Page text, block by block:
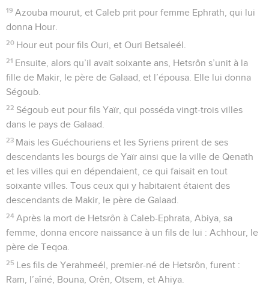
19 Azouba mourut, et Caleb prit pour femme Ephrath, qui lui
donna Hour.
20 Hour eut pour fils Ouri, et Ouri Betsaleél.
21 Ensuite, alors qu’il avait soixante ans, Hetsrôn s’unit à la
fille de Makir, le père de Galaad, et l’épousa. Elle lui donna
Ségoub.
22 Ségoub eut pour fils Yaïr, qui posséda vingt-trois villes
dans le pays de Galaad.
23 Mais les Guéchouriens et les Syriens prirent de ses
descendants les bourgs de Yaïr ainsi que la ville de Qenath
et les villes qui en dépendaient, ce qui faisait en tout
soixante villes. Tous ceux qui y habitaient étaient des
descendants de Makir, le père de Galaad.
24 Après la mort de Hetsrôn à Caleb-Ephrata, Abiya, sa
femme, donna encore naissance à un fils de lui : Achhour, le
père de Teqoa.
25 Les fils de Yerahmeél, premier-né de Hetsrôn, furent :
Ram, l’aîné, Bouna, Orên, Otsem, et Ahiya.